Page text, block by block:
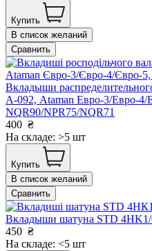
Купить
В список желаний
Сравнить
Вкладыши
А-092, Ataman Евро-3/Евро-
NQR90/NPR75/NQR71
400 ₴
На складе: >5 шт
Купить
В список желаний
Сравнить
Вкладыши шатуна STD
450 ₴
На складе: <5 шт